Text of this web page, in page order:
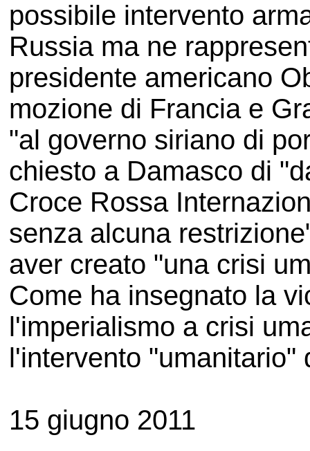
possibile intervento
Russia ma ne
presidente americano
mozione di Francia e
"al governo siriano di
chiesto a Damasco di
Croce Rossa
senza alcuna
aver creato "una crisi
Come ha insegnato la
l'imperialismo a crisi
l'intervento "umanitario"
15 giugno 2011